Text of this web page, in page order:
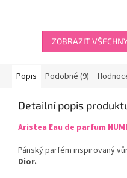
ZOBRAZIT
Popis Podobné (9)
Detailní popis
Aristea Eau de parfum
Pánský parfém inspirovaný
Dior.